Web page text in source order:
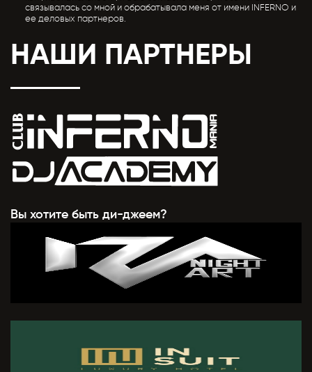
связывалась со мной и обрабатывала меня от имени INFERNO и
ее деловых партнеров.
НАШИ ПАРТНЕРЫ
Вы хотите быть ди-джеем?